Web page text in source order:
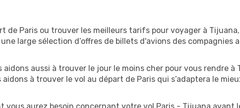
de Paris ou trouver les meilleurs tarifs pour voyager à
large sélection d’offres de billets d'avions des compagnies
aussi à trouver le jour le moins cher pour vous rendre à
à trouver le vol au départ de Paris qui s’adaptera le